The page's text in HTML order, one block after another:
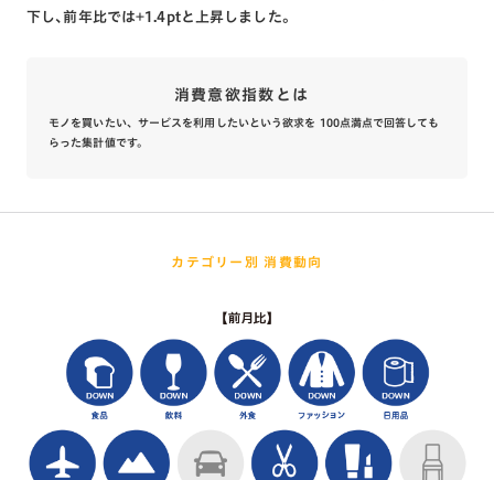
下し､前年比では+1.4ptと上昇しました。
消費意欲指数とは
モノを買いたい、サービスを利用したいという欲求を 100点満点で回答しても
らった集計値です。
カテゴリー別 消費動向